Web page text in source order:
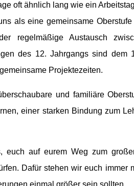
oft ähnlich lang wie ein
als eine gemeinsame
regelmäßige Austausch
des 12. Jahrgangs sind
Projektezeiten.
und familiäre
einer starken Bindung zum
euch auf eurem Weg zum
Dafür stehen wir euch
einmal größer sein sollten.